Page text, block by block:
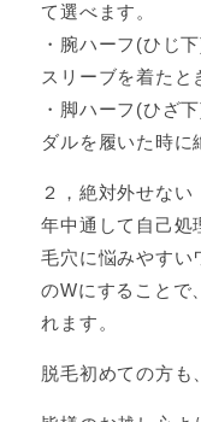
て選べます。
・腕ハーフ(ひじ
スリーブを着たと
・脚ハーフ(ひざ
ダルを履いた時に
２，絶対外せない
年中通して自己処
毛穴に悩みやすい
のWにすることで
れます。
脱毛初めての方も